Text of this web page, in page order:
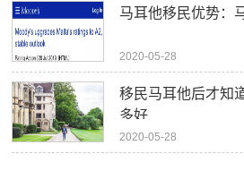
马耳他移民优势：
2020-05-28
移民马耳他后才知
多好
2020-05-28